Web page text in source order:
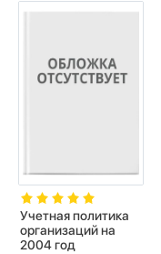
Учетная политика
организаций на
2004 год